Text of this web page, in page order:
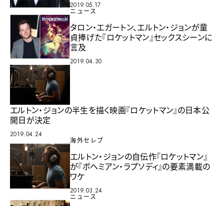
2019.05.17
ニュース
タロン・エガートン、エルトン・ジョンが童
貞捧げた『ロケットマン』セックスシーンに
言及
2019.04.30
エルトン・ジョンの半生を描く映画『ロケットマン』の日本公
開日が決定
2019.04.24
海外セレブ
エルトン・ジョンの自伝作『ロケットマン』
が『ボヘミアン・ラプソディ』の要素満載の
ワケ
2019.03.24
ニュース